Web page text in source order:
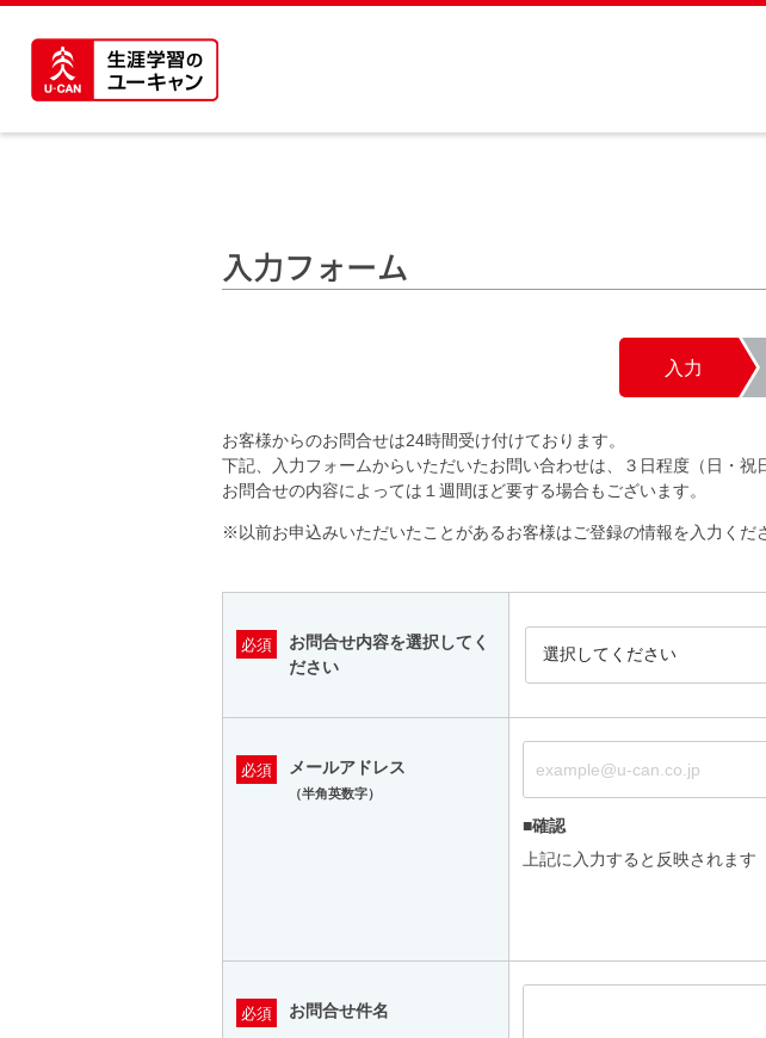
入力フォーム
入力
お客様からのお問合せは24時間受け付けております。
下記、入力フォームからいただいたお問い合わせは、３日程度（日・祝
お問合せの内容によっては１週間ほど要する場合もございます。
※以前お申込みいただいたことがあるお客様はご登録の情報を入力くだ
お問合せ内容を選択してく
ださい
必須
メールアドレス
（半角英数字）
必須
■確認
上記に入力すると反映されます
お問合せ件名
必須